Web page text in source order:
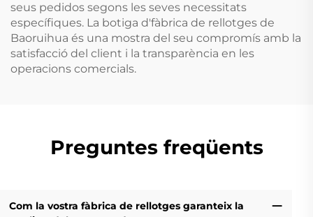
seus pedidos segons les seves necessitats
específiques. La botiga d'fàbrica de rellotges de
Baoruihua és una mostra del seu compromís amb la
satisfacció del client i la transparència en les
operacions comercials.
Preguntes freqüents
Com la vostra fàbrica de rellotges garanteix la